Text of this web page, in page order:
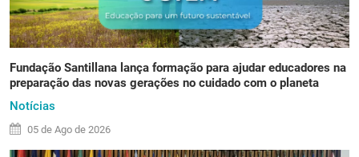
Fundação Santillana lança formação para ajudar educadores na
preparação das novas gerações no cuidado com o planeta
Notícias
05 de Ago de 2026